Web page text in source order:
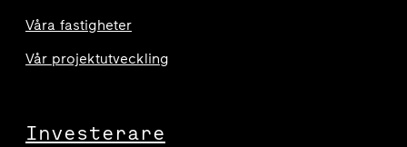
Våra fastigheter
Vår projektutveckling
Investerare